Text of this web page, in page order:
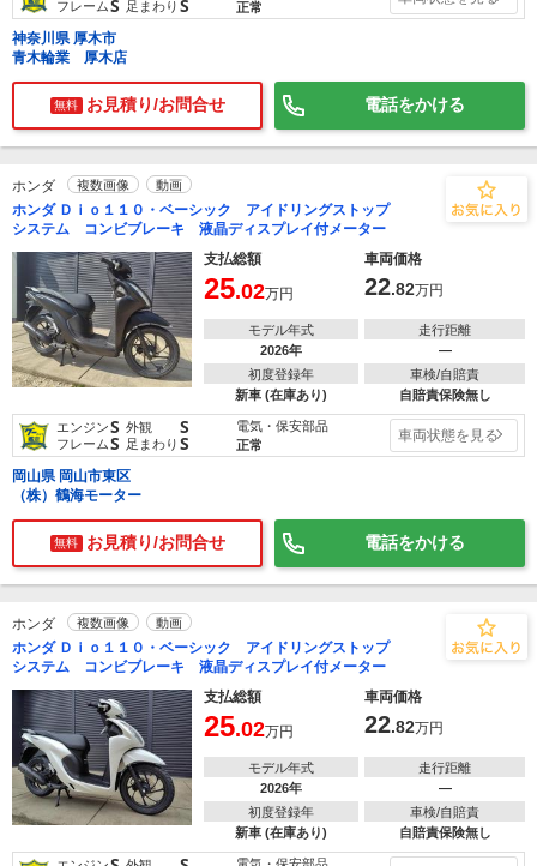
フレームS 足まわり S
正常
神奈川県 厚木市
青木輪業 厚木店
無料 お見積り/お問合せ 電話をかける
ホンダ 複数画像 動画
ホンダ Ｄｉｏ１１０・ベーシック アイドリングストップ
システム コンビブレーキ 液晶ディスプレイ付メーター
支払総額
車両価格
25.02万円 22.82万円
モデル年式
2026年
走行距離
―
初度登録年
新車 (在庫あり)
車検/自賠責
自賠責保険無し
エンジンS 外観 S
フレームS 足まわり S
電気・保安部品
正常
車両状態を見る
岡山県 岡山市東区
（株）鶴海モーター
無料 お見積り/お問合せ 電話をかける
ホンダ 複数画像 動画
ホンダ Ｄｉｏ１１０・ベーシック アイドリングストップ
システム コンビブレーキ 液晶ディスプレイ付メーター
支払総額
車両価格
25.02万円 22.82万円
モデル年式
2026年
走行距離
―
初度登録年
新車 (在庫あり)
車検/自賠責
自賠責保険無し